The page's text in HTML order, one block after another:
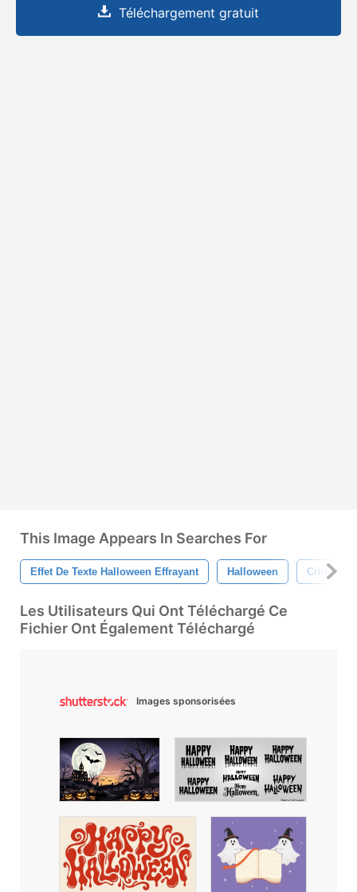
Téléchargement gratuit
This Image Appears In Searches For
Effet De Texte Halloween Effrayant Halloween Citrouilles
Les Utilisateurs Qui Ont Téléchargé Ce
Fichier Ont Également Téléchargé
Images sponsorisées